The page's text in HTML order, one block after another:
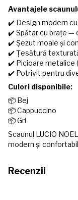
Avantajele
✔️ Design modern cu
✔️ Spătar cu brațe —
✔️ Șezut moale și
✔️ Țesătură
✔️ Picioare metalice
✔️ Potrivit pentru
Culori disponibile:
📦 Bej
📦 Cappuccino
📦 Gri
Scaunul LUCIO
modern și
Recenzii